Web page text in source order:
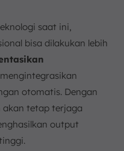
saat ini,
bisa dilakukan lebih
otomatis. Dengan
akan tetap terjaga
output